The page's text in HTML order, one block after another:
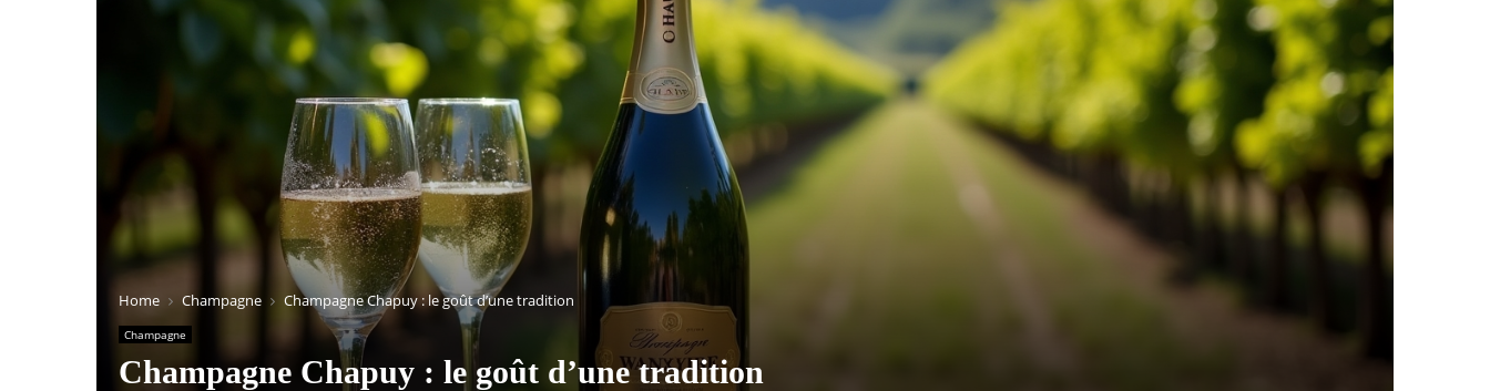
Home Champagne Champagne Chapuy : le goût d’une tradition
Champagne
Champagne Chapuy : le goût d’une tradition